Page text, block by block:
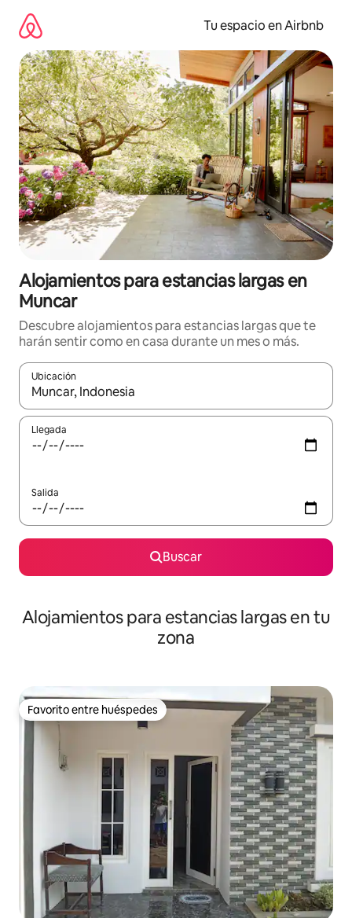
contenido
Tu espacio en Airbnb
Alojamientos para estancias largas en
Muncar
Descubre alojamientos para estancias largas que te
harán sentir como en casa durante un mes o más.
Ubicación
Cuando los resultados estén disponibles, podrás navegar
Llegada
Salida
Buscar
Alojamientos para estancias largas en tu
zona
Favorito entre huéspedes
Favorito entre huéspedes